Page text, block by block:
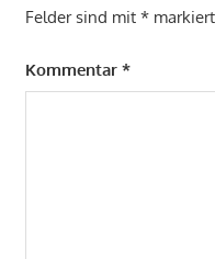
Felder sind mit *markiert
Kommentar *